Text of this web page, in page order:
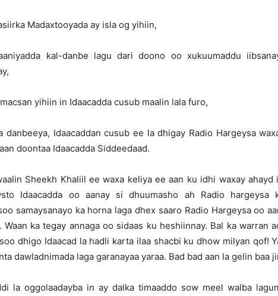
Madaxtooyada ay isla og yihiin,
kal-danbe lagu dari doono oo xukuumaddu
yihiin in Idaacadda cusub maalin lala furo,
danbeeya, Idaacaddan cusub ee la dhigay Radio Hargeysa
doontaa Idaacadda Siddeedaad.
Sheekh Khaliil ee waxa keliya ee aan ku idhi waxay
Idaacadda oo aanay si dhuumasho ah Radio
samaysanayo ka horna laga dhex saaro Radio Hargeysa oo
ka tegay annaga oo sidaas ku heshiinnay. Bal ka warran
dhigo Idaacad la hadli karta ilaa shacbi ku dhow milyan qof!
dawladnimada laga garanayaa yaraa. Bad bad aan la gelin baa
la oggolaadayba in ay dalka timaaddo sow meel walba